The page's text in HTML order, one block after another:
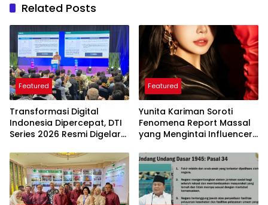
Related Posts
Featured
Transformasi Digital
Indonesia Dipercepat, DTI
Series 2026 Resmi Digelar
Featured
Yunita Kariman Soroti
Fenomena Report Massal
yang Mengintai Influencer,
yang Perlu Diketahui